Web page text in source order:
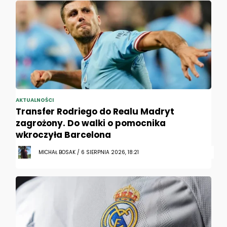
AKTUALNOŚCI
Transfer Rodriego do Realu Madryt
zagrożony. Do walki o pomocnika
wkroczyła Barcelona
MICHAŁ BOSAK / 6 SIERPNIA 2026, 18:21